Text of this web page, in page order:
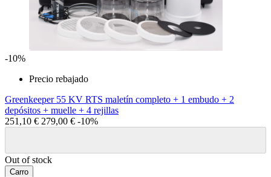
-10%
Precio rebajado
Greenkeeper 55 KV RTS maletín completo + 1 embudo + 2
depósitos + muelle + 4 rejillas
251,10 € 279,00 € -10%
Out of stock
Carro